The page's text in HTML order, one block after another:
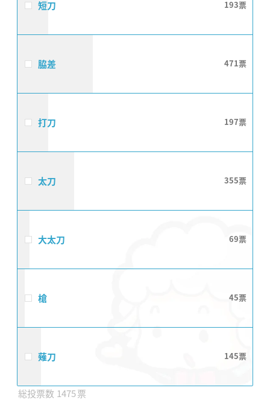
短刀 193
脇差 471
打刀 197
太刀 355
大太刀 69
槍 45
薙刀 145
1475